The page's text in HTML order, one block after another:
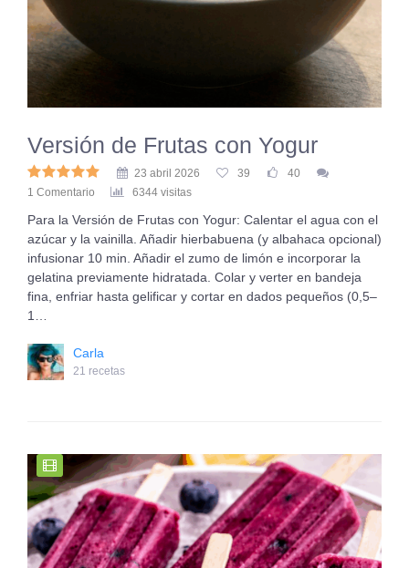
Versión de Frutas con Yogur
23 abril 2026 39
40
1 Comentario
6344 visitas
Para la Versión de Frutas con Yogur: Calentar el agua con el
azúcar y la vainilla. Añadir hierbabuena (y albahaca opcional)
infusionar 10 min. Añadir el zumo de limón e incorporar la
gelatina previamente hidratada. Colar y verter en bandeja
fina, enfriar hasta gelificar y cortar en dados pequeños (0,5–
1…
Carla
21 recetas